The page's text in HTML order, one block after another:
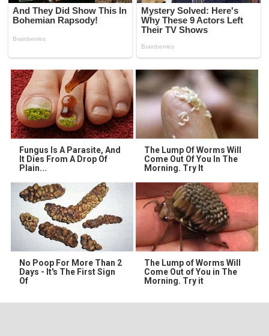
Fungus Is A Parasite, And
It Dies From A Drop Of
Plain...
The Lump Of Worms Will
Come Out Of You In The
Morning. Try It
No Poop For More Than 2
Days - It's The First Sign
Of
The Lump of Worms Will
Come Out of You in The
Morning. Try it